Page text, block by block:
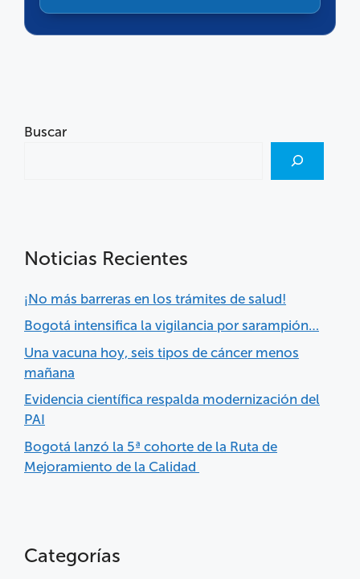
Buscar
Noticias Recientes
¡No más barreras en los trámites de salud!
Bogotá intensifica la vigilancia por sarampión…
Una vacuna hoy, seis tipos de cáncer menos
mañana
Evidencia científica respalda modernización del
PAI
Bogotá lanzó la 5ª cohorte de la Ruta de
Mejoramiento de la Calidad
Categorías